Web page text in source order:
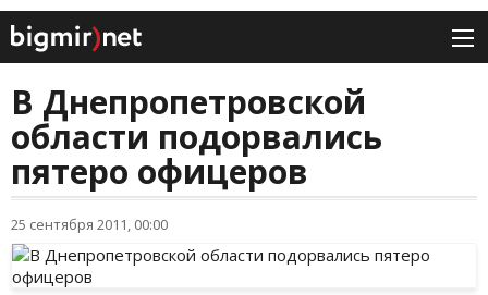
В Днепропетровской
области подорвались
пятеро офицеров
25 сентября 2011, 00:00